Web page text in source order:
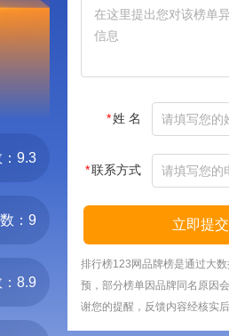
9.3
：9
8.9
*姓 名
*联系方式
立即提交
排行榜123网品牌榜是通过大
预，部分榜单因品牌同名原因
谢您的提醒，反馈内容经核实